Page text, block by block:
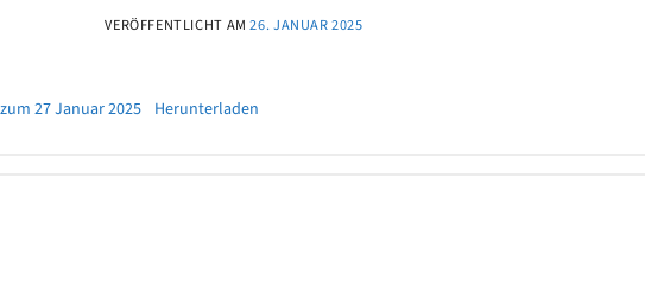
VERÖFFENTLICHT AM26. JANUAR 2025
27 Januar 2025 Herunterladen